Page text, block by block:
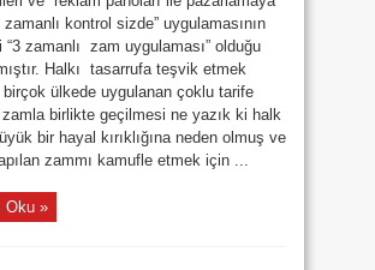
zamanlı kontrol sizde” uygulamasının
“3 zamanlı zam uygulaması” olduğu
Halkı tasarrufa teşvik etmek
birçok ülkede uygulanan çoklu tarife
birlikte geçilmesi ne yazık ki halk
bir hayal kırıklığına neden olmuş ve
zammı kamufle etmek için ...
Oku »